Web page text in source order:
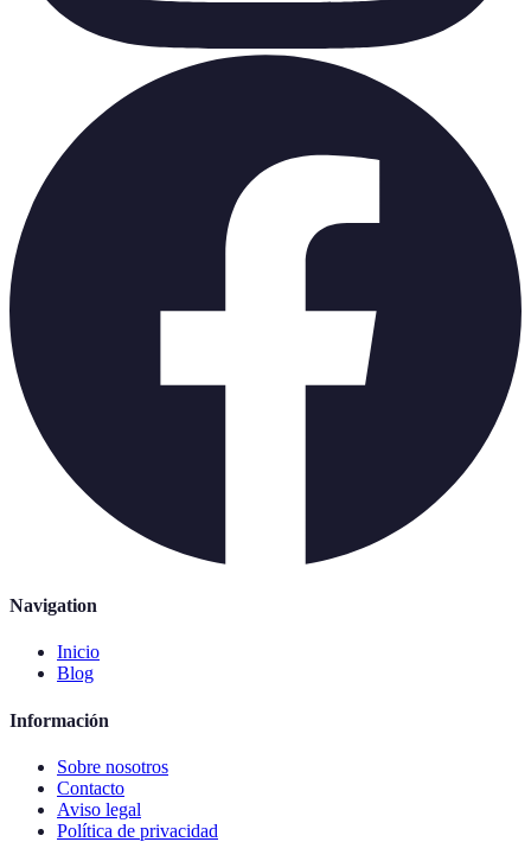
Navigation
Inicio
Blog
Información
Sobre nosotros
Contacto
Aviso legal
Política de privacidad